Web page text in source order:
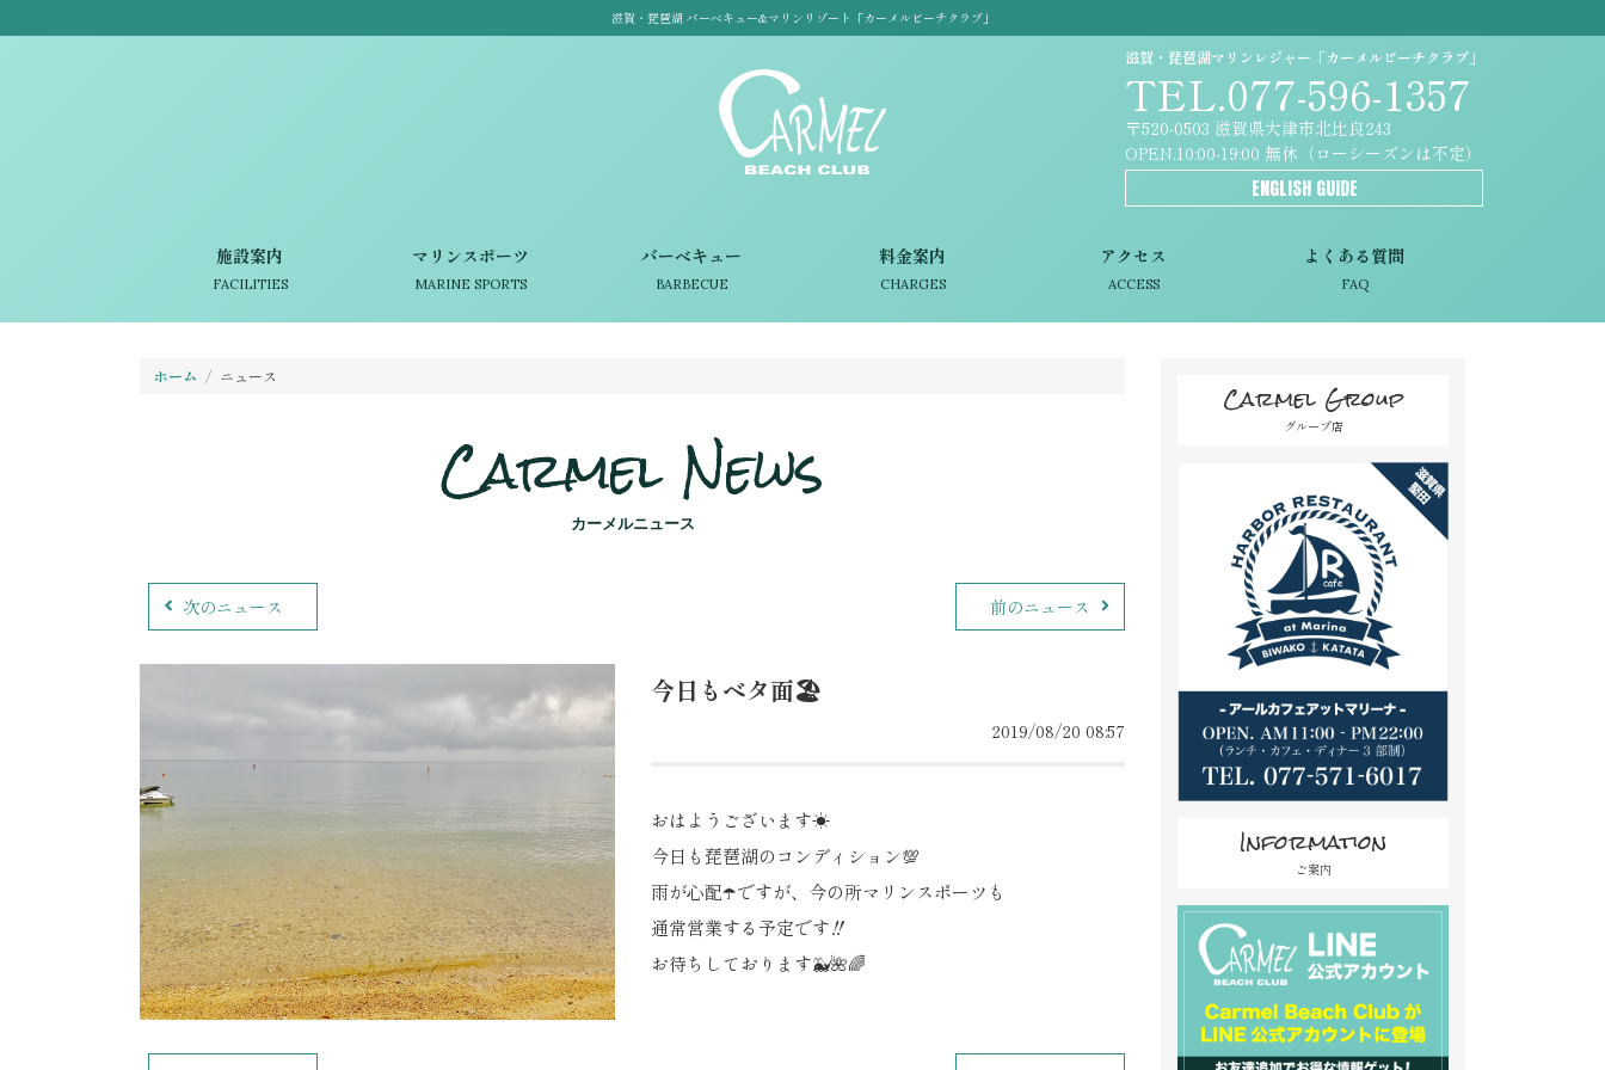
滋賀・琵琶湖 バーベキュー&マリンリゾート「カーメルビーチクラブ」
施設案内
FACILITIES
マリンスポーツ
MARINE SPORTS
バーベキュー
BARBECUE
料金案内
CHARGES
アクセス
ACCESS
よくある質問
FAQ
滋賀・琵琶湖マリンレジャー「カーメルビーチクラブ」
TEL.077-596-1357
〒520-0503 滋賀県大津市北比良243
OPEN.10:00-19:00 無休（ローシーズンは不定）
ENGLISH GUIDE
ホーム ニュース
Carmel News
カーメルニュース
次のニュース 前のニュース
今日もベタ面🏖
2019/08/20 08:57
おはようございます☀
今日も琵琶湖のコンディション💯
雨が心配☂️ですが、今の所マリンスポーツも
通常営業する予定です‼️
お待ちしております🐳🌺🌈
Carmel Group
グループ店
Information
ご案内